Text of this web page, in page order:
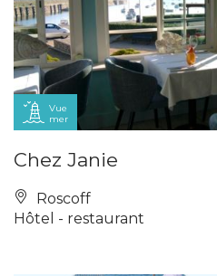
Vue
mer
Chez Janie
Roscoff
Hôtel - restaurant